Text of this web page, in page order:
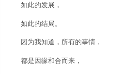
如此的发展，
如此的结局。
因为我知道，所有的事情，
都是因缘和合而来，